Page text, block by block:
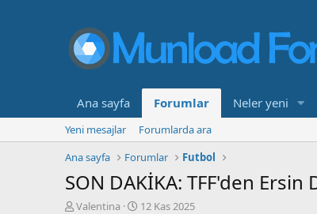
Ana sayfa Forumlar Neler yeni
Yeni mesajlar
Forumlarda ara
Ana sayfa
Forumlar Futbol
SON DAKİKA: TFF'den Ersin
K
Valentina
B12 Kas 2025